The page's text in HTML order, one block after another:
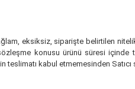
eksiksiz, siparişte belirtilen
konusu ürünü süresi
kabul etmemesinden